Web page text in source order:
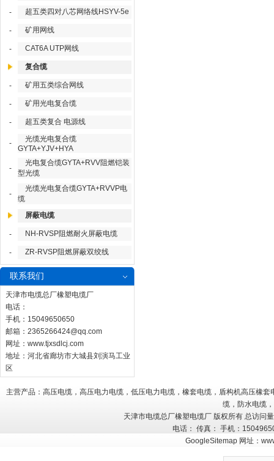
- 超五类四对八芯网络线HSYV-5e
- 矿用网线
- CAT6A UTP网线
复合缆
- 矿用五类综合网线
- 矿用光电复合缆
- 超五类复合 电源线
-
光缆光电复合缆
GYTA+YJV+HYA
-
光电复合缆GYTA+RVV阻燃铠装
型光缆
-
光缆光电复合缆GYTA+RVVP电
缆
屏蔽电缆
- NH-RVSP阻燃耐火屏蔽电缆
- ZR-RVSP阻燃屏蔽双绞线
联系我们
天津市电缆总厂橡塑电缆厂
电话：
手机：15049650650
邮箱： 2365266424@qq.com
网址： www.tjxsdlcj.com
地址：河北省廊坊市大城县刘演马工业
区
主营产品：高压电缆，高压电力电缆，低压电力电缆，橡套电缆，盾构机高压橡
缆，防水电缆
天津市电缆总厂橡塑电缆厂 版权所有 总访问
电话： 传真： 手机：
GoogleSitemap 网址：